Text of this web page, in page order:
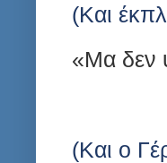
(Και
«Μα δεν
(Και ο